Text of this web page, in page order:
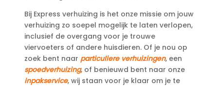
Bij Express verhuizing is het onze missie om jouw
verhuizing zo soepel mogelijk te laten verlopen,
inclusief de overgang voor je trouwe
viervoeters of andere huisdieren.​ Of je nou op
zoek bent naar particuliere verhuizingen, een
spoedverhuizing, of benieuwd bent naar onze
inpakservice, wij staan voor je klaar om je te